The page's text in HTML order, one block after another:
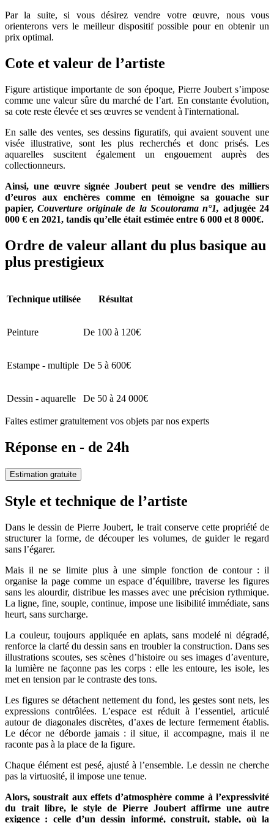
Par la suite, si vous désirez vendre votre œuvre, nous vous
orienterons vers le meilleur dispositif possible pour en obtenir un
prix optimal.
Cote et valeur de l’artiste
Figure artistique importante de son époque, Pierre Joubert s’impose
comme une valeur sûre du marché de l’art. En constante évolution,
sa cote reste élevée et ses œuvres se vendent à l'international.
En salle des ventes, ses dessins figuratifs, qui avaient souvent une
visée illustrative, sont les plus recherchés et donc prisés. Les
aquarelles suscitent également un engouement auprès des
collectionneurs.
Ainsi, une œuvre signée Joubert peut se vendre des milliers
d’euros aux enchères comme en témoigne sa gouache sur
papier,Couverture originale de la Scoutorama n°1, adjugée 24
000 € en 2021, tandis qu’elle était estimée entre 6 000 et 8 000€.
Ordre de valeur allant du plus basique au
plus prestigieux
Technique utilisée Résultat
Peinture De 100 à 120€
Estampe - multiple De 5 à 600€
Dessin - aquarelle De 50 à 24 000€
Faites estimer gratuitement vos objets par nos experts
Réponse en - de 24h
Estimation gratuite
Style et technique de l’artiste
Dans le dessin de Pierre Joubert, le trait conserve cette propriété de
structurer la forme, de découper les volumes, de guider le regard
sans l’égarer.
Mais il ne se limite plus à une simple fonction de contour : il
organise la page comme un espace d’équilibre, traverse les figures
sans les alourdir, distribue les masses avec une précision rythmique.
La ligne, fine, souple, continue, impose une lisibilité immédiate, sans
heurt, sans surcharge.
La couleur, toujours appliquée en aplats, sans modelé ni dégradé,
renforce la clarté du dessin sans en troubler la construction. Dans ses
illustrations scoutes, ses scènes d’histoire ou ses images d’aventure,
la lumière ne façonne pas les corps : elle les entoure, les isole, les
met en tension par le contraste des tons.
Les figures se détachent nettement du fond, les gestes sont nets, les
expressions contrôlées. L’espace est réduit à l’essentiel, articulé
autour de diagonales discrètes, d’axes de lecture fermement établis.
Le décor ne déborde jamais : il situe, il accompagne, mais il ne
raconte pas à la place de la figure.
Chaque élément est pesé, ajusté à l’ensemble. Le dessin ne cherche
pas la virtuosité, il impose une tenue.
Alors, soustrait aux effets d’atmosphère comme à l’expressivité
du trait libre, le style de Pierre Joubert affirme une autre
exigence : celle d’un dessin informé, construit, stable, où la